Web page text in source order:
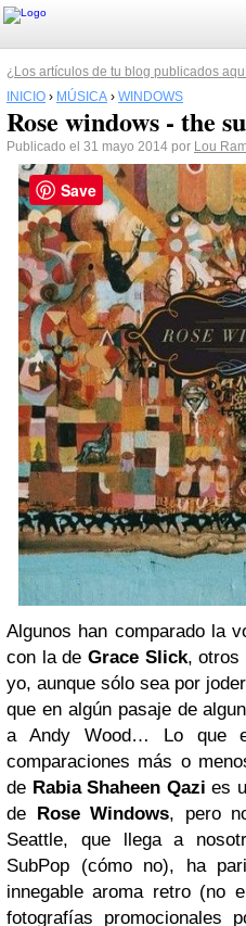
¿Los artículos de tu blog publicados
INICIO › MÚSICA › WINDOWS
Rose windows - the
Publicado el 31 mayo 2014 por Lou
Algunos han comparado la
con la de Grace Slick, otros
yo, aunque sólo sea por
que en algún pasaje de
a Andy Wood… Lo que
comparaciones más o
de Rabia Shaheen Qazi es
de Rose Windows, pero
Seattle, que llega a
SubPop (cómo no), ha
innegable aroma retro (no
fotografías promocionales
Save